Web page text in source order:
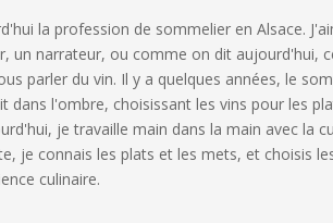
la profession de sommelier en Alsace.
un narrateur, ou comme on dit aujourd'hui,
parler du vin. Il y a quelques années, le
dans l'ombre, choisissant les vins pour les
je travaille main dans la main avec la
je connais les plats et les mets, et choisis
culinaire.